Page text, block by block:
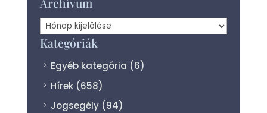
Archívum
Kategóriák
Egyéb kategória (6)
Hírek (658)
Jogsegély (94)